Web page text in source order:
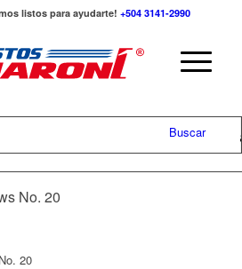
listos para ayudarte!+504 3141-2990
Buscar
No. 20
20